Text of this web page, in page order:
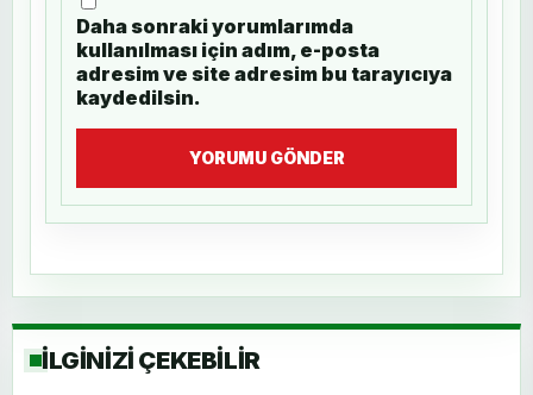
Daha sonraki yorumlarımda
kullanılması için adım, e-posta
adresim ve site adresim bu tarayıcıya
kaydedilsin.
YORUMU GÖNDER
İLGİNİZİ ÇEKEBİLİR